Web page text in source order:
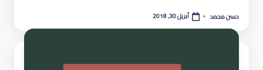
تمّ
النشر
بواسطة
حسن محمد أبريل 30, 2018